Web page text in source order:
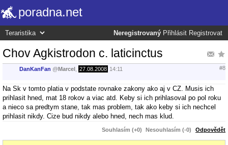
poradna.net
Neregistrovaný Přihlásit Registrovat
Chov Agkistrodon c. laticinctus
DanKanFan @Marcel 27.08.2008 14:11 #8
Na Sk v tomto platia v podstate rovnake zakony ako aj v CZ. Musis ich
prihlasit hned, mat 18 rokov a viac atd. Keby si ich prihlasoval po pol roku
a nieco sa predtym stane, tak mas problem, tak ako keby si ich nechcel
prihlasit nikdy. Cize bud nikdy alebo hned, nech mas klud.
Souhlasím (+0) Nesouhlasím (-0) Odpovědět